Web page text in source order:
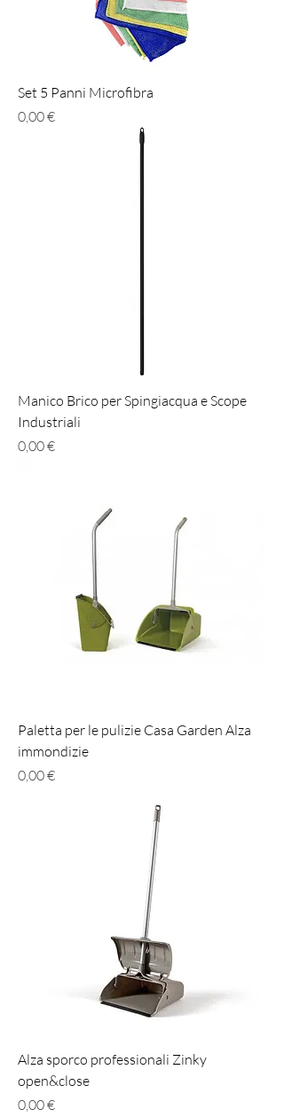
Set 5 Panni Microfibra
Prezzo
0,00 €
Manico Brico per Spingiacqua e Scope
Industriali
Prezzo
0,00 €
Paletta per le pulizie Casa Garden Alza
immondizie
Prezzo
0,00 €
Alza sporco professionali Zinky
open&close
Prezzo
0,00 €